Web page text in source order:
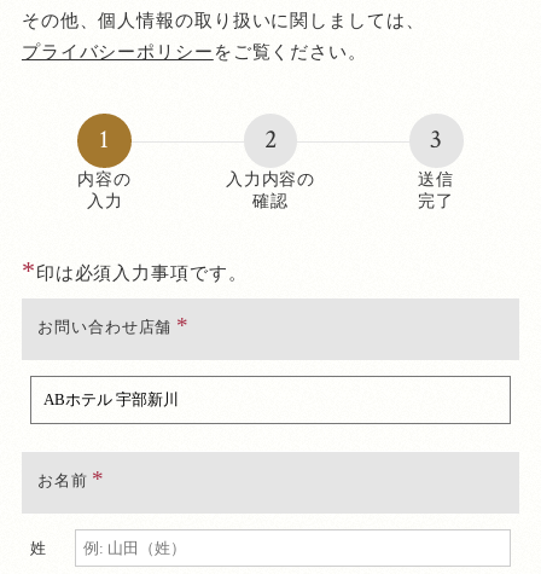
その他、個人情報の取り扱いに関しましては、
プライバシーポリシー をご覧ください。
1
内容の
入力
2
入力内容の
確認
3
送信
完了
*印は必須入力事項です。
お問い合わせ店舗
お名前
姓